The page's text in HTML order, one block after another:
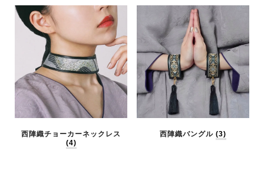
西陣織チョーカーネックレス
(4)
西陣織バングル (3)